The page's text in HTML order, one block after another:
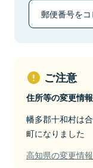
郵便番号を
ご注意
住所等の変更情報
幡多郡十和村は
町になりました
高知県の変更情